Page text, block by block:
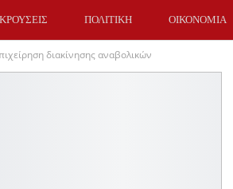
ΠΟΛΙΤΙΚΗ ΟΙΚΟΝΟΜΙΑ
διακίνησης αναβολικών